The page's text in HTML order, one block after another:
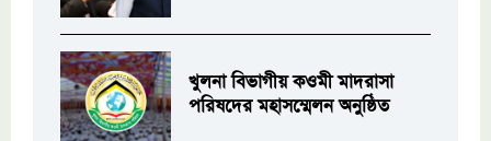
খুলনা বিভাগীয় কওমী মাদরাসা
পরিষদের মহাসম্মেলন অনুষ্ঠিত